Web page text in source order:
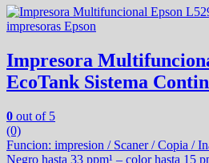
impresoras Epson
Impresora
EcoTank Sistema
0 out of 5
(0)
Funcion: impresion / Scaner / Copia /
Negro hasta 33 ppm¹ – color hasta 15